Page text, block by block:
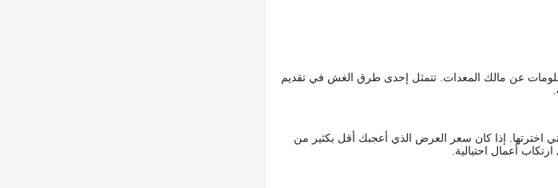
عن مالك المعدات. تتمثل إحدى طرق الغش في تقديم
اخترتها. إذا كان سعر العرض الذي أعجبك أقل بكثير من
أعمال احتيالية.